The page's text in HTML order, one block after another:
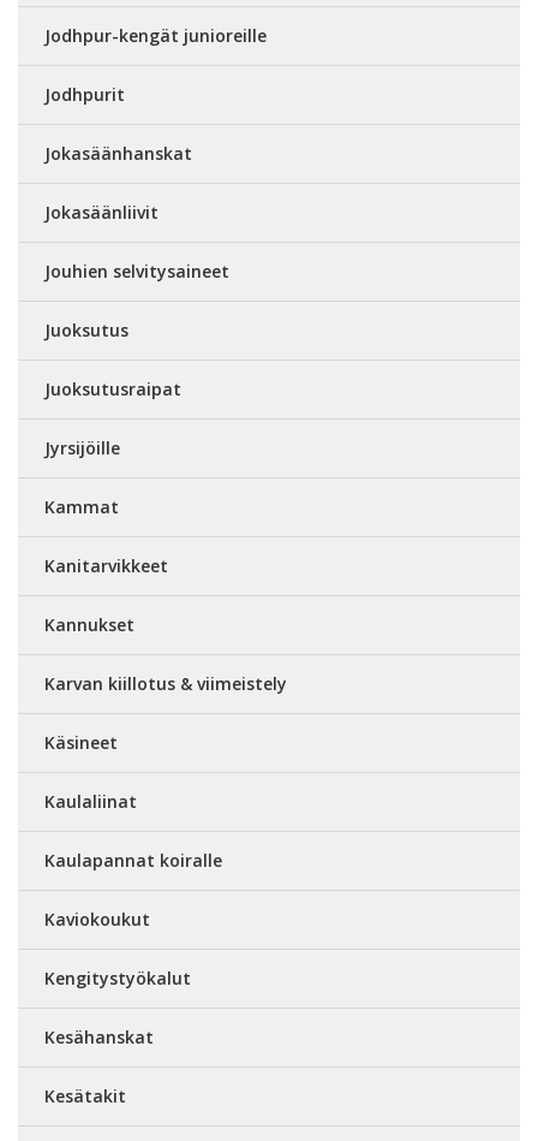
Jodhpur-kengät junioreille
Jodhpurit
Jokasäänhanskat
Jokasäänliivit
Jouhien selvitysaineet
Juoksutus
Juoksutusraipat
Jyrsijöille
Kammat
Kanitarvikkeet
Kannukset
Karvan kiillotus & viimeistely
Käsineet
Kaulaliinat
Kaulapannat koiralle
Kaviokoukut
Kengitystyökalut
Kesähanskat
Kesätakit